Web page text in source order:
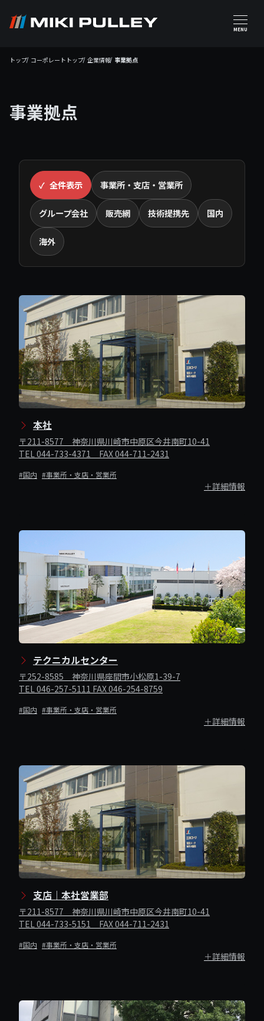
MENU
トップ コーポレートトップ 企業情報 事業拠点
事業拠点
全件表示 事業所・支店・営業所
グループ会社 販売網 技術提携先 国内
海外
本社
〒211-8577 神奈川県川崎市中原区今井南町10-41
TEL 044-733-4371 FAX 044-711-2431
#国内 #事業所・支店・営業所
＋詳細情報
テクニカルセンター
〒252-8585 神奈川県座間市小松原1-39-7
TEL 046-257-5111 FAX 046-254-8759
#国内 #事業所・支店・営業所
＋詳細情報
支店｜本社営業部
〒211-8577 神奈川県川崎市中原区今井南町10-41
TEL 044-733-5151 FAX 044-711-2431
#国内 #事業所・支店・営業所
＋詳細情報